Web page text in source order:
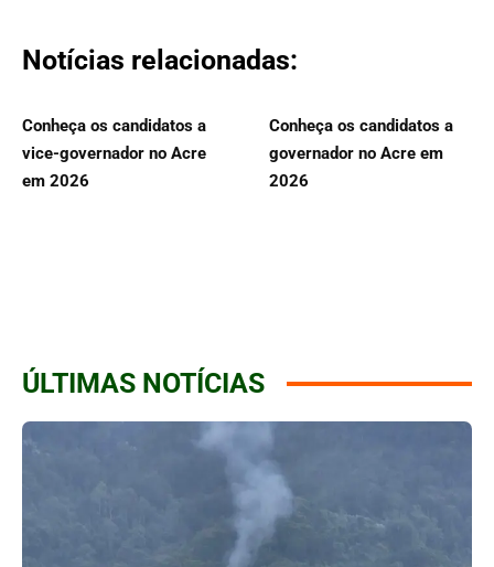
Notícias relacionadas:
Conheça os candidatos a
vice-governador no Acre
em 2026
Conheça os candidatos a
governador no Acre em
2026
ÚLTIMAS NOTÍCIAS